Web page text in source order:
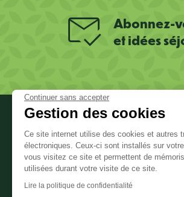
Continuer sans accepter
Gestion des cookies
Ce site internet utilise des cookies et autres
électroniques. Ceux-ci sont installés sur
vous visitez ce site et permettent de
utilisées durant votre visite de ce site.
Lire la politique de confidentialité
Abonnez-
et idées
Informations sur le
PRATIQUE
Demande de documentation
Offices de tourisme